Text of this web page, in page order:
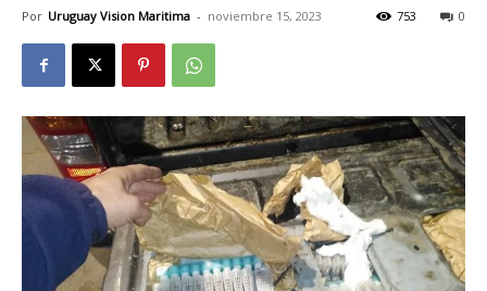
Por Uruguay Vision Maritima - noviembre 15, 2023 0
753